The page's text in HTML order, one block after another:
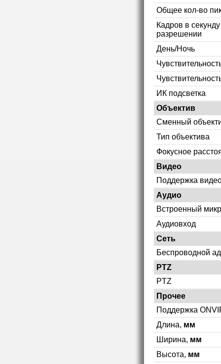
Общее кол-во
Кадров в
разрешении
День/Ночь
ИК подсветка
Объектив
Сменный
Тип объектива
Фокусное
Видео
Поддержка
Аудио
Встроенный
Аудиовход
Сеть
Беспроводной
PTZ
PTZ
Прочее
Поддержка
Длина, мм
Ширина, мм
Высота, мм